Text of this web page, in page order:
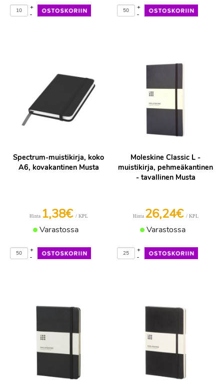
-
+
-
+
Spectrum-muistikirja, koko
A6, kovakantinen Musta
Hinta 1,38€ / KPL
Varastossa
-
+
Moleskine Classic L -
muistikirja, pehmeäkantinen
- tavallinen Musta
Hinta 26,24€ / KPL
Varastossa
-
+